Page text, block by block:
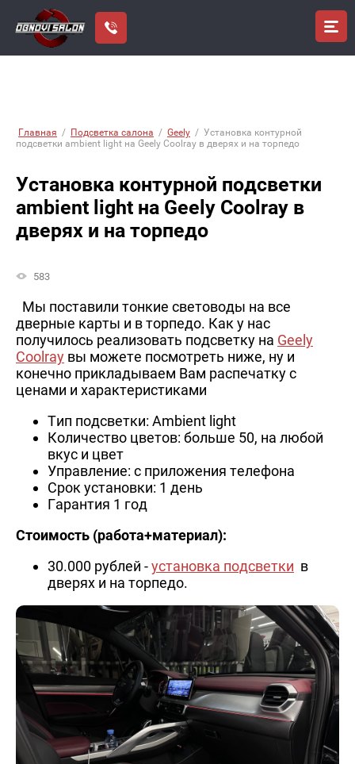
Главная / Подсветка салона / Geely / Установка контурной
подсветки ambient light на Geely Coolray в дверях и на торпедо
Установка контурной подсветки
ambient light на Geely Coolray в
дверях и на торпедо
583
Мы поставили тонкие световоды на все
дверные карты и в торпедо. Как у нас
получилось реализовать подсветку на Geely
Coolray вы можете посмотреть ниже, ну и
конечно прикладываем Вам распечатку с
ценами и характеристиками
Тип подсветки: Ambient light
Количество цветов: больше 50, на любой
вкус и цвет
Управление: с приложения телефона
Срок установки: 1 день
Гарантия 1 год
Стоимость (работа+материал):
30.000 рублей -установка подсветки в
дверях и на торпедо.